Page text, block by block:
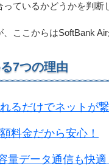
ているかどうかを判断
ここからはSoftBank
7つの理由
るだけでネットが繋
料金だから安心！
量データ通信も快適